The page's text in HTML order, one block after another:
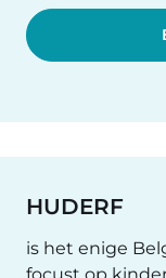
HUDERF
is het enige